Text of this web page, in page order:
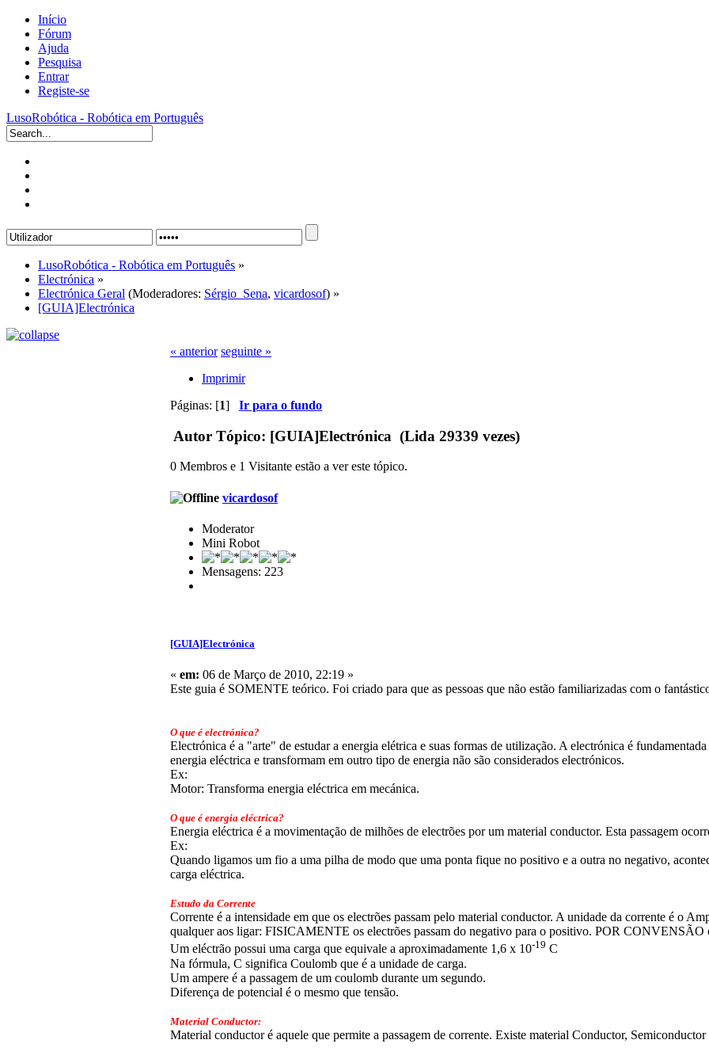
Início
Fórum
Ajuda
Pesquisa
Entrar
Registe-se
LusoRobótica - Robótica em Português
LusoRobótica - Robótica em Português »
Electrónica »
Electrónica Geral (Moderadores: Sérgio_Sena, vicardosof) »
[GUIA]Electrónica
« anterior seguinte »
Imprimir
Páginas: [1] Ir para o fundo
Autor Tópico: [GUIA]Electrónica (Lida 29339 vezes)
0 Membros e 1 Visitante estão a ver este tópico.
vicardosof
Moderator
Mini Robot
Mensagens: 223
[GUIA]Electrónica
« em: 06 de Março de 2010, 22:19 »
Este guia é SOMENTE teórico. Foi criado para que as pessoas que não estão familiarizadas com o
O que é electrónica?
Electrónica é a "arte" de estudar a energia elétrica e suas formas de utilização. A electrónica é
energia eléctrica e transformam em outro tipo de energia não são considerados electrónicos.
Ex:
Motor: Transforma energia eléctrica em mecánica.
O que é energia eléctrica?
Energia eléctrica é a movimentação de milhões de electrões por um material conductor. Esta passagem
Ex:
Quando ligamos um fio a uma pilha de modo que uma ponta fique no positivo e a outra no negativo,
carga eléctrica.
Estudo da Corrente
Corrente é a intensidade em que os electrões passam pelo material conductor. A unidade da corrente é o
qualquer aos ligar: FISICAMENTE os electrões passam do negativo para o positivo. POR CONVENSÃO
Um eléctrão possui uma carga que equivale a aproximadamente 1,6 x 10-19 C
Na fórmula, C significa Coulomb que é a unidade de carga.
Um ampere é a passagem de um coulomb durante um segundo.
Diferença de potencial é o mesmo que tensão.
Material Conductor:
Material conductor é aquele que permite a passagem de corrente. Existe material Conductor, Semiconductor